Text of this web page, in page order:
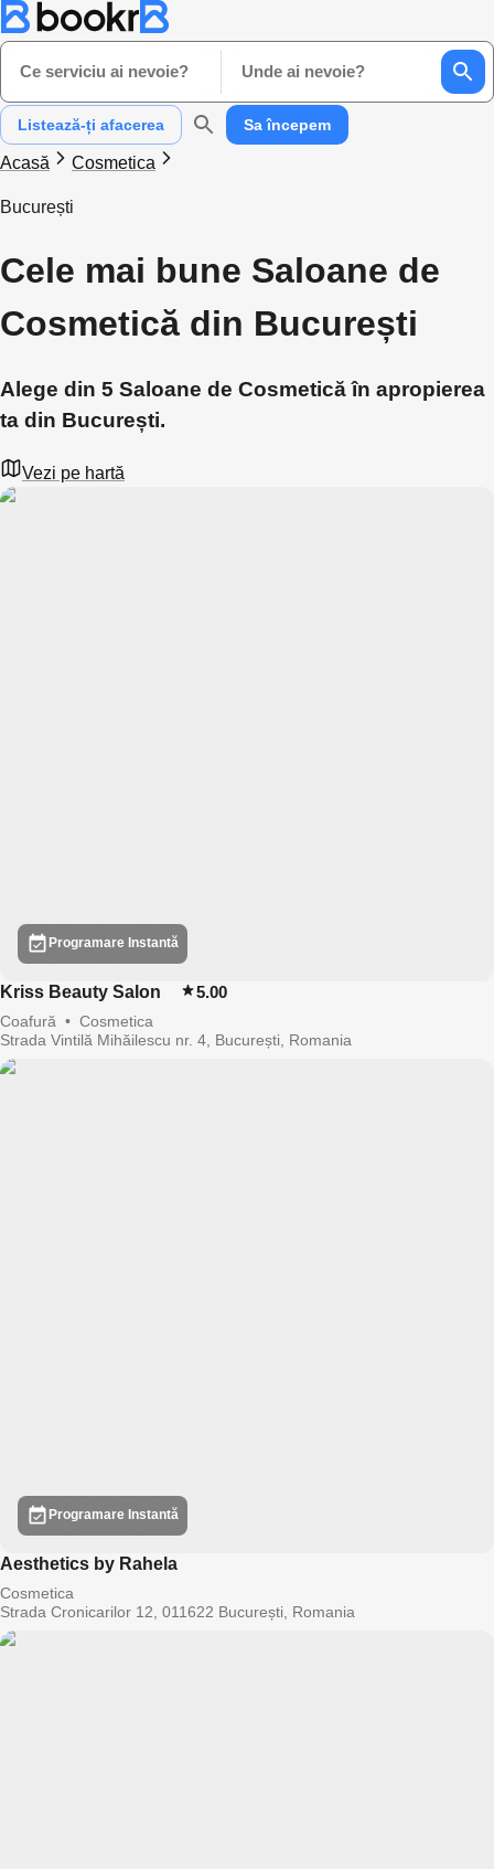
Ce serviciu ai nevoie? Unde ai nevoie?
Listează-ți afacerea Sa începem
Acasă Cosmetica
București
Cele mai bune Saloane de
Cosmetică din București
Alege din 5 Saloane de Cosmetică în apropierea
ta din București.
Vezi pe hartă
Programare Instantă
Kriss Beauty Salon 5.00
Coafură • Cosmetica
Strada Vintilă Mihăilescu nr. 4, București, Romania
Programare Instantă
Aesthetics by Rahela
Cosmetica
Strada Cronicarilor 12, 011622 București, Romania